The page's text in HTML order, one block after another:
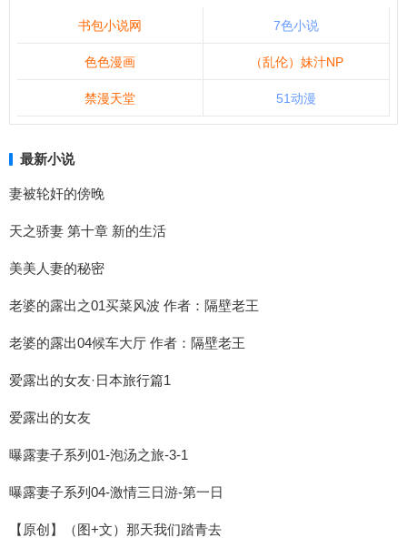
书包小说网 7色小说
色色漫画 （乱伦）妹汁NP
禁漫天堂 51动漫
最新小说
妻被轮奸的傍晚
天之骄妻 第十章 新的生活
美美人妻的秘密
老婆的露出之01买菜风波 作者：隔壁老王
老婆的露出04候车大厅 作者：隔壁老王
爱露出的女友·日本旅行篇1
爱露出的女友
曝露妻子系列01-泡汤之旅-3-1
曝露妻子系列04-激情三日游-第一日
【原创】（图+文）那天我们踏青去